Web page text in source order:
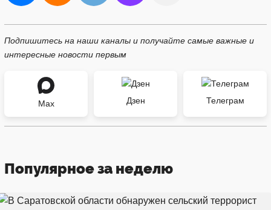
Подпишитесь на наши каналы и получайте самые важные и
интересные новости первым
Max Дзен Телеграм
Популярное за неделю